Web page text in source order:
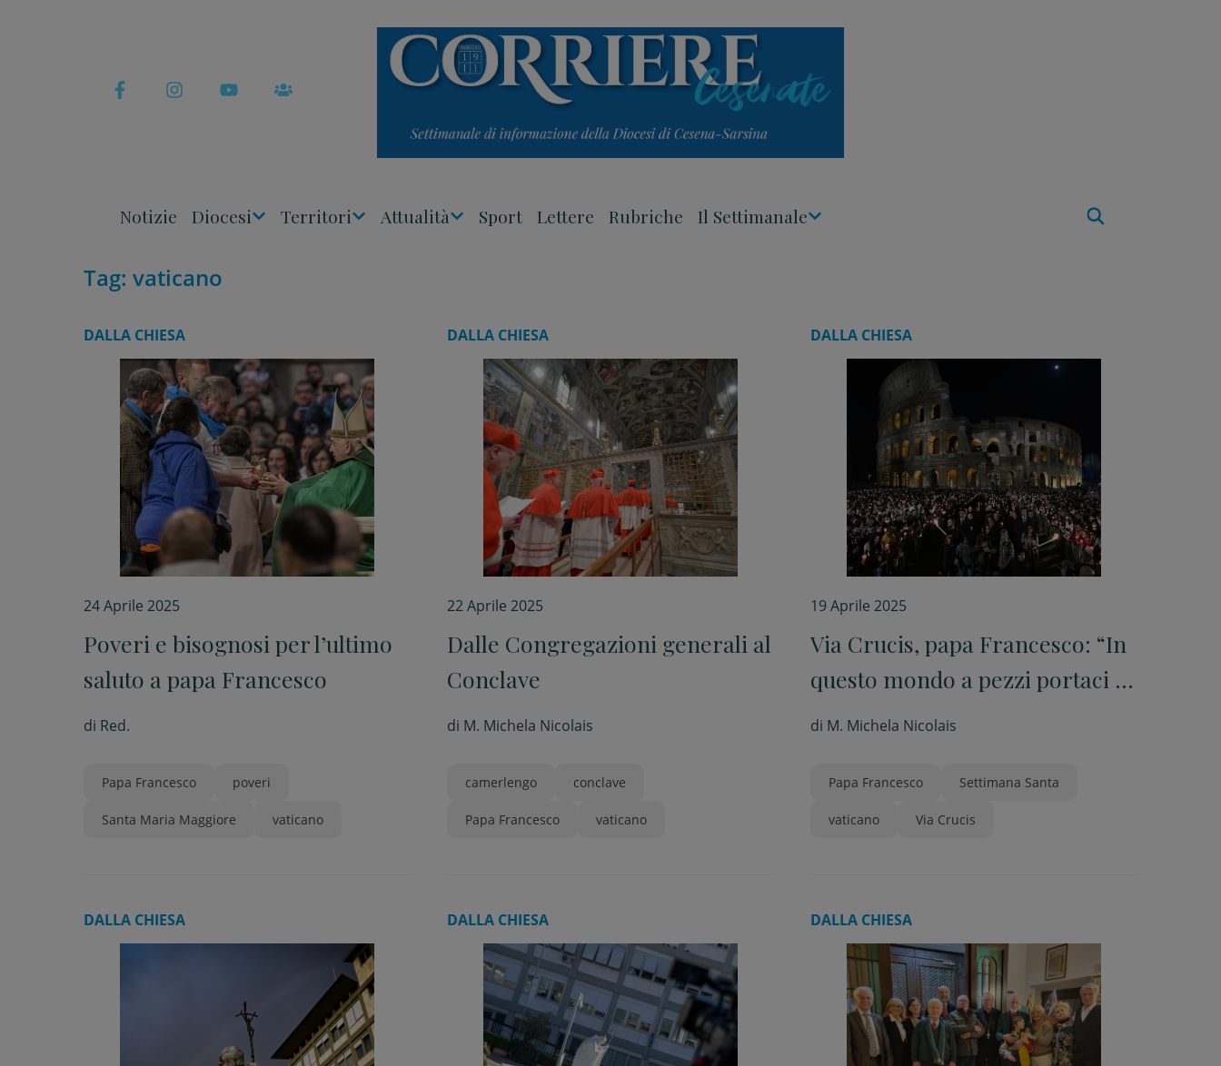
Notizie Diocesi Territori Attualità Sport Lettere Rubriche Il Settimanale
Tag: vaticano
DALLA CHIESA
24 Aprile 2025
Poveri e bisognosi per l’ultimo
saluto a papa Francesco
di Red.
Papa Francesco poveri
Santa Maria Maggiore vaticano
DALLA CHIESA
22 Aprile 2025
Dalle Congregazioni generali al
Conclave
di M. Michela Nicolais
camerlengo conclave
Papa Francesco vaticano
DALLA CHIESA
19 Aprile 2025
Via Crucis, papa Francesco: “In
questo mondo a pezzi portaci la
pace”
di M. Michela Nicolais
Papa Francesco Settimana Santa
vaticano Via Crucis
DALLA CHIESA DALLA CHIESA DALLA CHIESA